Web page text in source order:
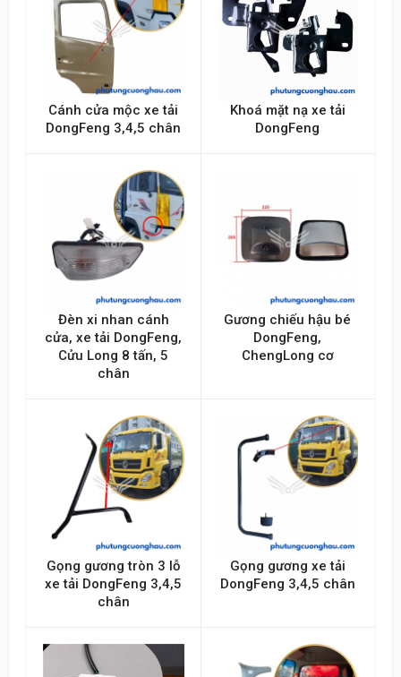
Gửi lên
Cánh cửa mộc xe tải
DongFeng 3,4,5 chân
Khoá mặt nạ xe tải
DongFeng
Đèn xi nhan cánh
cửa, xe tải DongFeng,
Cửu Long 8 tấn, 5
chân
Gương chiếu hậu bé
DongFeng,
ChengLong cơ
Gọng gương tròn 3 lỗ
xe tải DongFeng 3,4,5
chân
Gọng gương xe tải
DongFeng 3,4,5 chân